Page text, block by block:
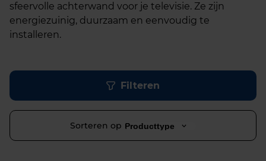
sfeervolle achterwand voor je televisie. Ze zijn
energiezuinig, duurzaam en eenvoudig te
installeren.
Filteren
Sorteren op Producttype